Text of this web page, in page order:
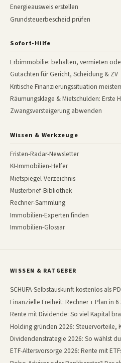
Energieausweis erstellen
Grundsteuerbescheid prüfen
Sofort-Hilfe
Erbimmobilie: behalten, vermieten
Gutachten für Gericht, Scheidung & ZV
Kritische Finanzierungssituation
Räumungsklage & Mietschulden: Erste
Zwangsversteigerung abwenden
Wissen & Werkzeuge
Fristen-Radar-Newsletter
KI-Immobilien-Helfer
Mietspiegel-Verzeichnis
Musterbrief-Bibliothek
Rechner-Sammlung
Immobilien-Experten finden
Immobilien-Glossar
WISSEN & RATGEBER
SCHUFA-Selbstauskunft kostenlos als
Finanzielle Freiheit: Rechner + Plan in
Rente mit Dividende: So viel Kapital
Holding gründen 2026: Steuervorteile,
Dividendenstrategie 2026: So wählst
ETF-Altersvorsorge 2026: Rente mit